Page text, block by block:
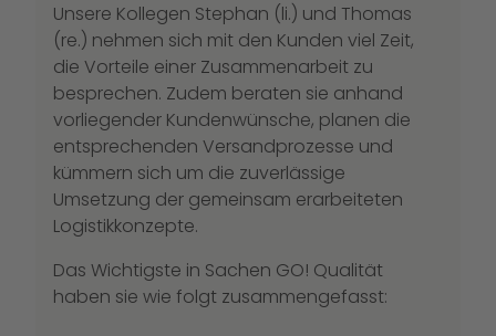
Unsere Kollegen Stephan (li.) und Thomas
(re.) nehmen sich mit den Kunden viel Zeit,
die Vorteile einer Zusammenarbeit zu
besprechen. Zudem beraten sie anhand
vorliegender Kundenwünsche, planen die
entsprechenden Versandprozesse und
kümmern sich um die zuverlässige
Umsetzung der gemeinsam erarbeiteten
Logistikkonzepte.
Das Wichtigste in Sachen GO! Qualität
haben sie wie folgt zusammengefasst: